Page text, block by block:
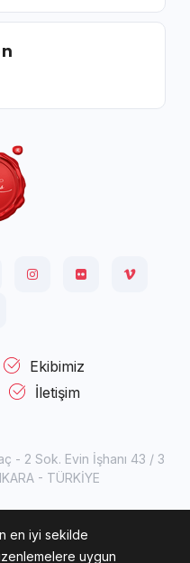
Ekibimiz
İletişim
- 2 Sok. Evin İşhanı 43 / 3
- TÜRKİYE
en iyi sekilde
uygun